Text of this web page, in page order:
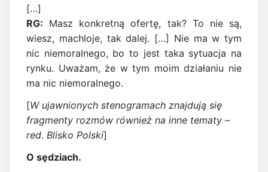
[…]
RG: Masz konkretną ofertę, tak? To nie są,
wiesz, machloje, tak dalej. […] Nie ma w tym
nic niemoralnego, bo to jest taka sytuacja na
rynku. Uważam, że w tym moim działaniu nie
ma nic niemoralnego.
[W ujawnionych stenogramach znajdują się
fragmenty rozmów również na inne tematy –
red. Blisko Polski]
O sędziach.